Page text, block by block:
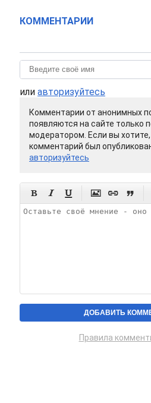
КОММЕНТАРИИ
или авторизуйтесь
Комментарии от анонимных
появляются на сайте только
модератором. Если вы
комментарий был
авторизуйтесь
     
Правила